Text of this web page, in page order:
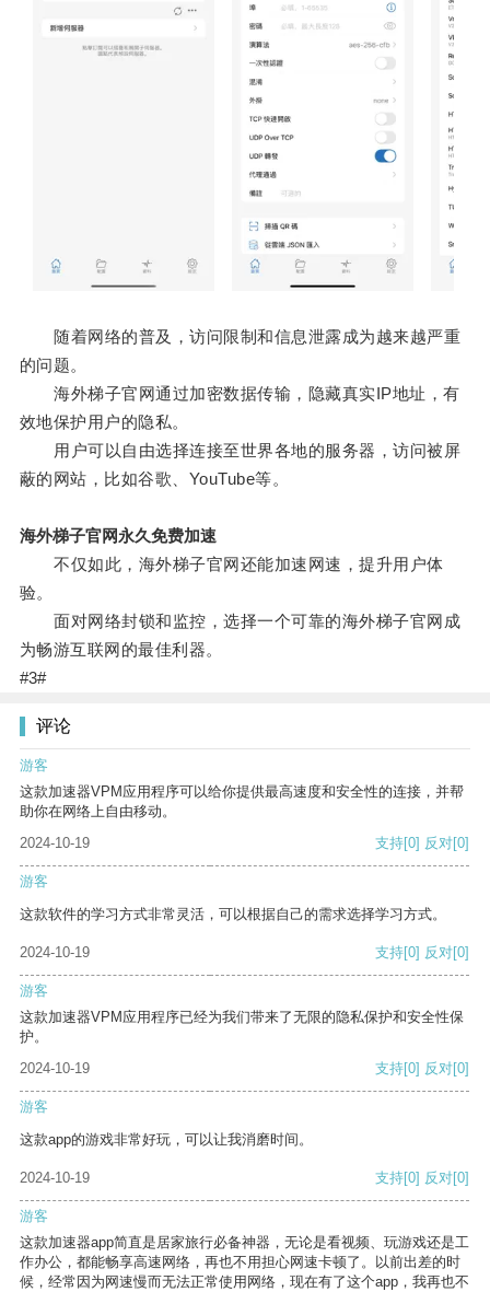
随着网络的普及，访问限制和信息泄露成为越来越严重
的问题。
海外梯子官网通过加密数据传输，隐藏真实IP地址，有
效地保护用户的隐私。
用户可以自由选择连接至世界各地的服务器，访问被屏
蔽的网站，比如谷歌、YouTube等。
海外梯子官网永久免费加速
不仅如此，海外梯子官网还能加速网速，提升用户体
验。
面对网络封锁和监控，选择一个可靠的海外梯子官网成
为畅游互联网的最佳利器。
#3#
评论
游客
这款加速器VPM应用程序可以给你提供最高速度和安全性的连接，并帮
助你在网络上自由移动。
2024-10-19
支持[0] 反对[0]
游客
这款软件的学习方式非常灵活，可以根据自己的需求选择学习方式。
2024-10-19 支持[0] 反对[0]
游客
这款加速器VPM应用程序已经为我们带来了无限的隐私保护和安全性保
护。
2024-10-19
支持[0] 反对[0]
游客
这款app的游戏非常好玩，可以让我消磨时间。
2024-10-19 支持[0] 反对[0]
游客
这款加速器app简直是居家旅行必备神器，无论是看视频、玩游戏还是工
作办公，都能畅享高速网络，再也不用担心网速卡顿了。以前出差的时
候，经常因为网速慢而无法正常使用网络，现在有了这个app，我再也不